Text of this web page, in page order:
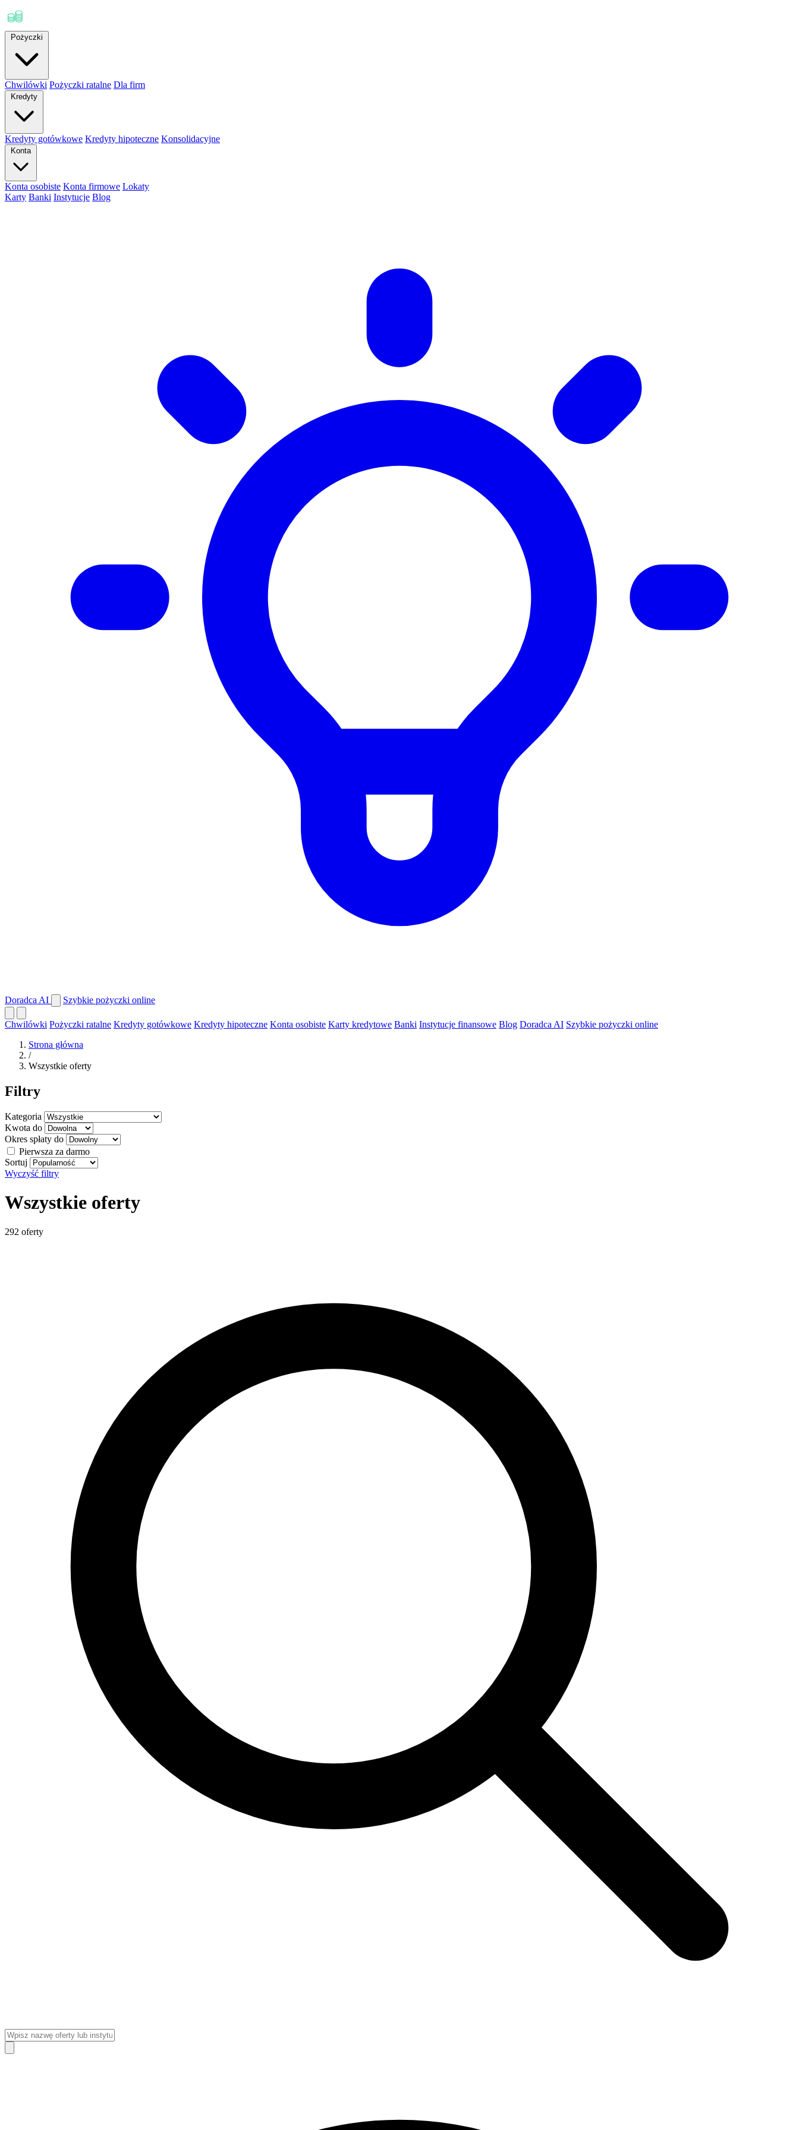
Pożyczki
Chwilówki Pożyczki ratalne Dla firm
Kredyty
Kredyty gotówkowe Kredyty hipoteczne Konsolidacyjne
Konta
Konta osobiste Konta firmowe Lokaty
Karty Banki Instytucje Blog
Doradca AI Szybkie pożyczki online
Chwilówki Pożyczki ratalne Kredyty gotówkowe Kredyty hipoteczne Konta osobiste Karty kredytowe Banki Instytucje finansowe Blog Doradca AI Szybkie pożyczki online
Strona główna
/
Wszystkie oferty
Filtry
Kategoria
Kwota do
Okres spłaty do
Pierwsza za darmo
Sortuj
Wyczyść filtry
Wszystkie oferty
292 oferty